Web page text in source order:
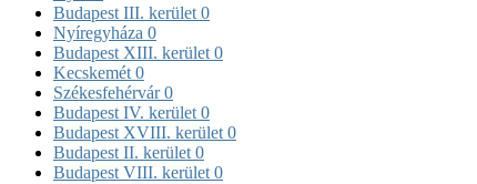
Budapest III. kerület 0
Nyíregyháza 0
Budapest XIII. kerület 0
Kecskemét 0
Székesfehérvár0
Budapest IV. kerület 0
Budapest XVIII. kerület 0
Budapest II. kerület 0
Budapest VIII. kerület 0